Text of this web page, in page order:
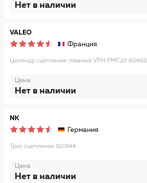
Нет в наличии
VALEO
Франция
Цилиндр сцепления главный VPH PMC22
Цена
Нет в наличии
NK
Германия
Трос сцепления 921944
Цена
Нет в наличии